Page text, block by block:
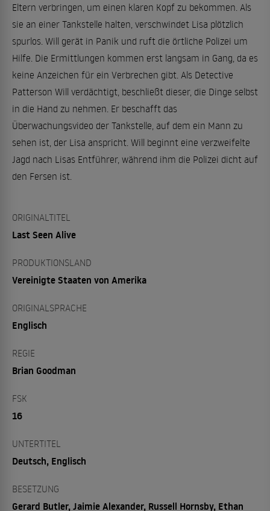
Eltern verbringen, um einen klaren Kopf zu bekommen. Als
sie an einer Tankstelle halten, verschwindet Lisa plötzlich
spurlos. Will gerät in Panik und ruft die örtliche Polizei um
Hilfe. Die Ermittlungen kommen erst langsam in Gang, da es
keine Anzeichen für ein Verbrechen gibt. Als Detective
Patterson Will verdächtigt, beschließt dieser, die Dinge selbst
in die Hand zu nehmen. Er beschafft das
Überwachungsvideo der Tankstelle, auf dem ein Mann zu
sehen ist, der Lisa anspricht. Will beginnt eine verzweifelte
Jagd nach Lisas Entführer, während ihm die Polizei dicht auf
den Fersen ist.
ORIGINALTITEL
Last Seen Alive
PRODUKTIONSLAND
Vereinigte Staaten von Amerika
ORIGINALSPRACHE
Englisch
REGIE
Brian Goodman
FSK
16
UNTERTITEL
Deutsch, Englisch
BESETZUNG
Gerard Butler, Jaimie Alexander, Russell Hornsby, Ethan